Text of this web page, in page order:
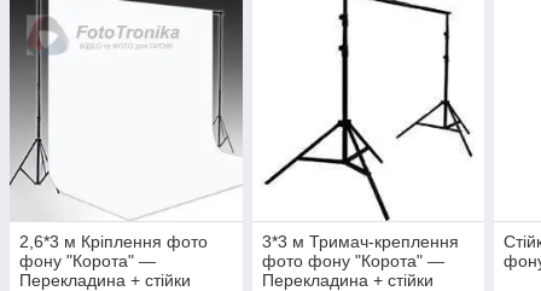
2,6*3 м Кріплення фото
фону "Корота" —
Перекладина + стійки
3*3 м Тримач-креплення
фото фону "Корота" —
Перекладина + стійки